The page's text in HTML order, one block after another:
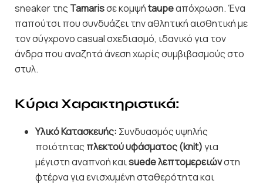
sneaker της Tamarisσε κομψήtaupeαπόχρωση. Ένα
παπούτσι που συνδυάζει την αθλητική αισθητική με
τον σύγχρονο casual σχεδιασμό, ιδανικό για τον
άνδρα που αναζητά άνεση χωρίς συμβιβασμούς στο
στυλ.
Κύρια Χαρακτηριστικά:
Υλικό Κατασκευής: Συνδυασμός υψηλής
ποιότητας πλεκτού υφάσματος (knit)για
μέγιστη αναπνοή καιsuede λεπτομερειώνστη
φτέρνα για ενισχυμένη σταθερότητα και